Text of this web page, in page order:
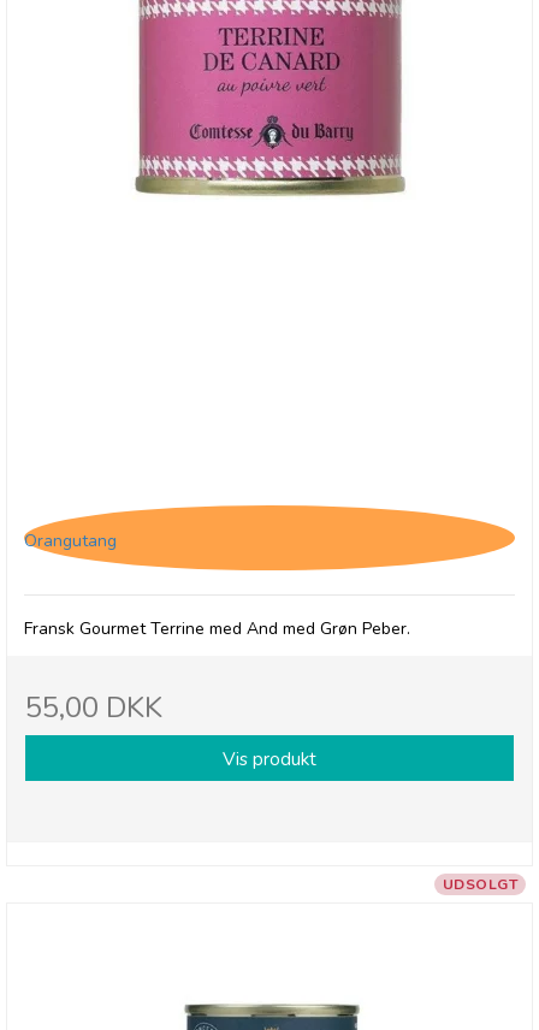
Orangutang
Fransk Gourmet Terrine med And med Grøn Peber.
55,00 DKK
Vis produkt
UDSOLGT